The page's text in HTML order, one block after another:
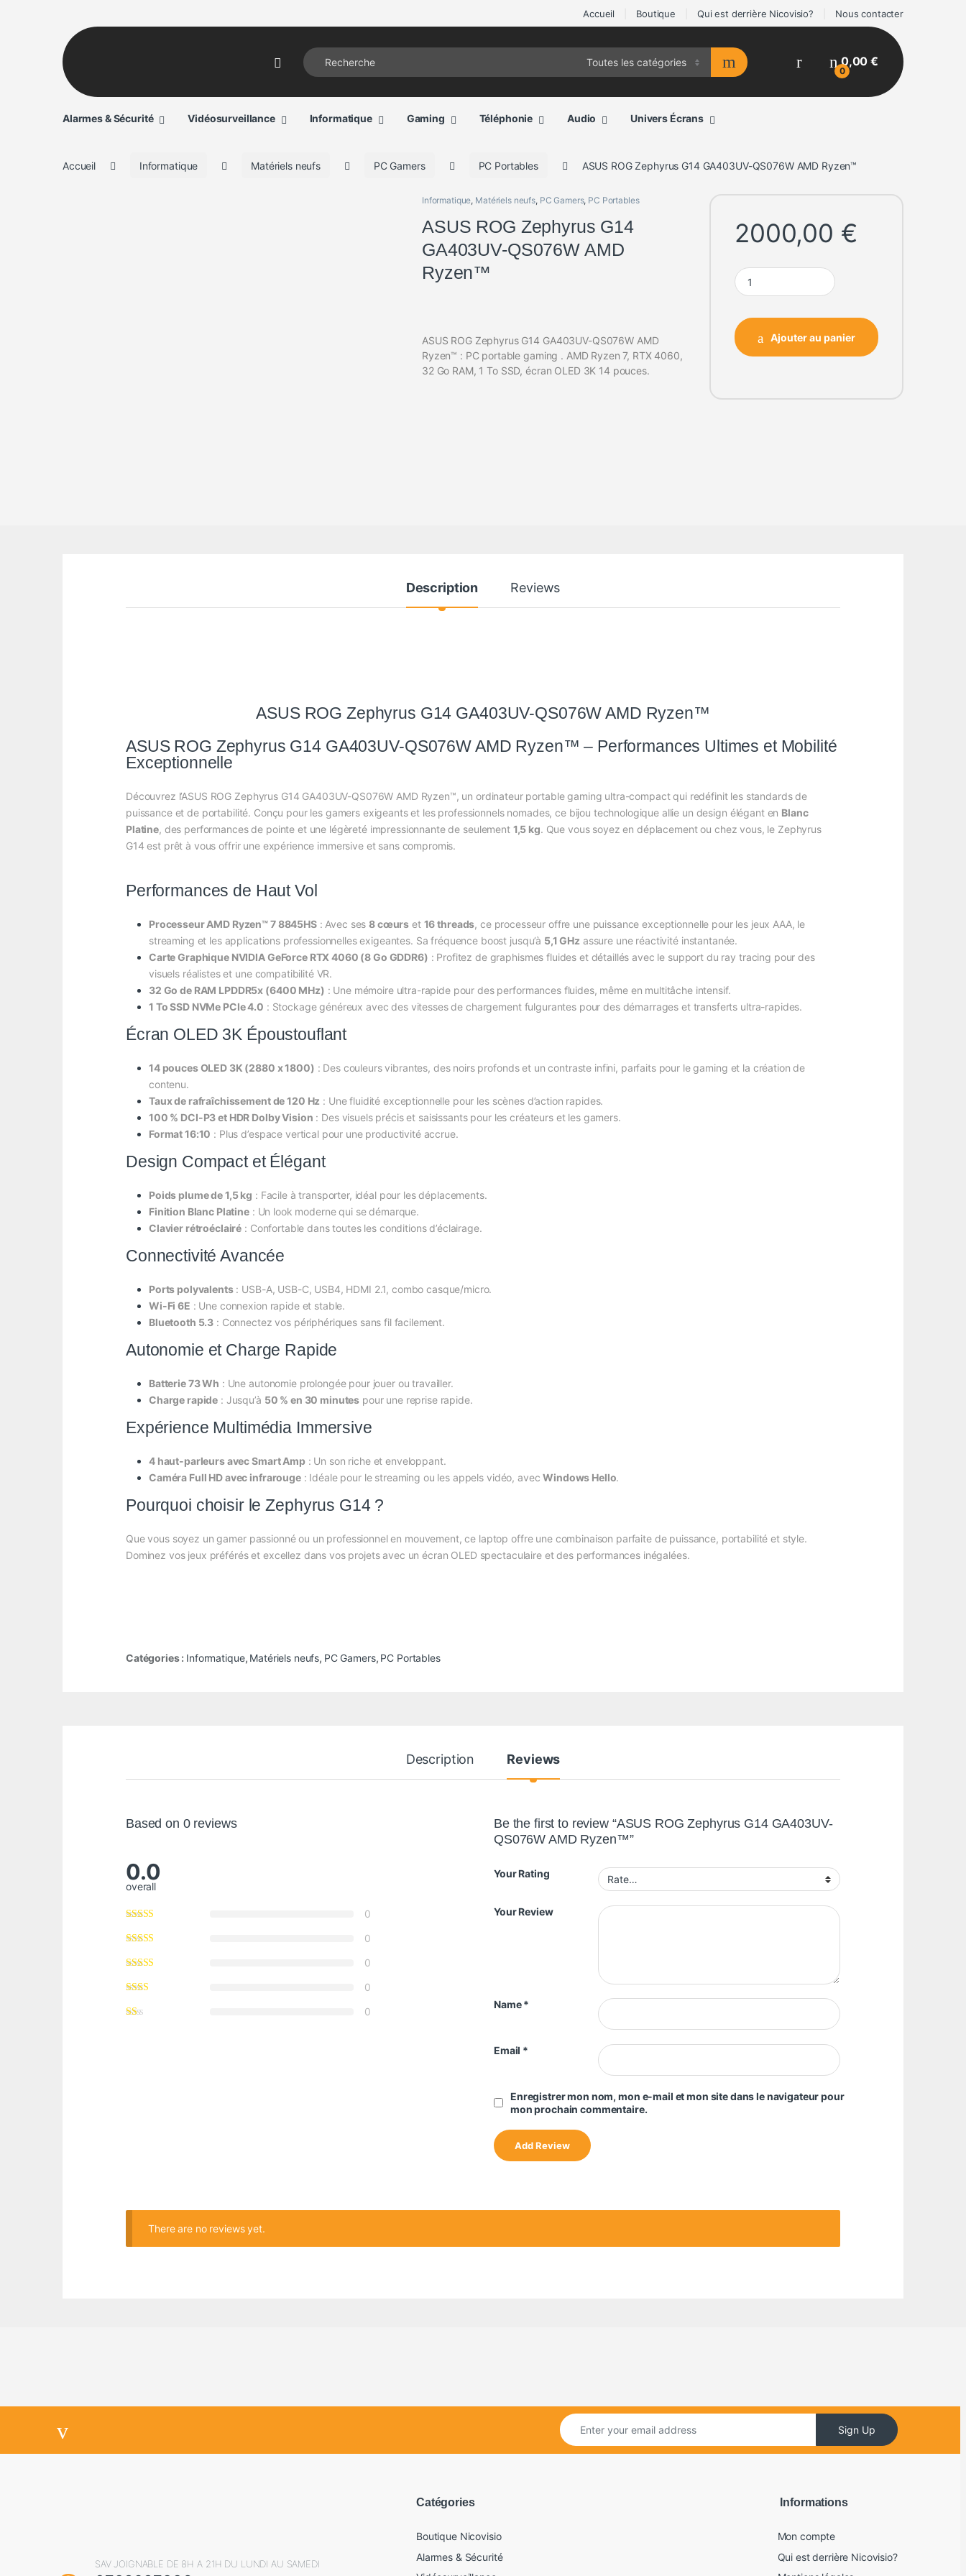
Accueil Boutique Qui est derrière Nicovisio? Nous contacter
Search for:
0
0,00€
Alarmes & Sécurité Vidéosurveillance Informatique Gaming Téléphonie Audio Univers Écrans
Accueil Informatique Matériels neufs PC Gamers PC Portables ASUS ROG Zephyrus G14 GA403UV-QS076W AMD Ryzen™
Informatique, Matériels neufs, PC Gamers, PC Portables
ASUS ROG Zephyrus G14
GA403UV-QS076W AMD
Ryzen™
ASUS ROG Zephyrus G14 GA403UV-QS076W AMD
Ryzen™ : PC portable gaming . AMD Ryzen 7, RTX 4060,
32 Go RAM, 1 To SSD, écran OLED 3K 14 pouces.
2000,00 €
ASUS ROG Zephyrus G14 GA403UV-QS076W
Ajouter au panier
Description Reviews
ASUS ROG Zephyrus G14 GA403UV-QS076W AMD Ryzen™
ASUS ROG Zephyrus G14 GA403UV-QS076W AMD Ryzen™ – Performances Ultimes et Mobilité
Exceptionnelle
Découvrez l’ASUS ROG Zephyrus G14 GA403UV-QS076W AMD Ryzen™, un ordinateur portable gaming ultra-compact qui redéfinit les standards de
puissance et de portabilité. Conçu pour les gamers exigeants et les professionnels nomades, ce bijou technologique allie un design élégant en Blanc
Platine, des performances de pointe et une légèreté impressionnante de seulement 1,5 kg. Que vous soyez en déplacement ou chez vous, le Zephyrus
G14 est prêt à vous offrir une expérience immersive et sans compromis.
Performances de Haut Vol
Processeur AMD Ryzen™ 7 8845HS: Avec ses8 cœurs et 16 threads, ce processeur offre une puissance exceptionnelle pour les jeux AAA, le
streaming et les applications professionnelles exigeantes. Sa fréquence boost jusqu’à 5,1 GHz assure une réactivité instantanée.
Carte Graphique NVIDIA GeForce RTX 4060 (8 Go GDDR6) : Profitez de graphismes fluides et détaillés avec le support du ray tracing pour des
visuels réalistes et une compatibilité VR.
32 Go de RAM LPDDR5x (6400 MHz) : Une mémoire ultra-rapide pour des performances fluides, même en multitâche intensif.
1 To SSD NVMe PCIe 4.0 : Stockage généreux avec des vitesses de chargement fulgurantes pour des démarrages et transferts ultra-rapides.
Écran OLED 3K Époustouflant
14 pouces OLED 3K (2880 x 1800) : Des couleurs vibrantes, des noirs profonds et un contraste infini, parfaits pour le gaming et la création de
contenu.
Taux de rafraîchissement de 120 Hz : Une fluidité exceptionnelle pour les scènes d’action rapides.
100 % DCI-P3 et HDR Dolby Vision : Des visuels précis et saisissants pour les créateurs et les gamers.
Format 16:10 : Plus d’espace vertical pour une productivité accrue.
Design Compact et Élégant
Poids plume de 1,5 kg : Facile à transporter, idéal pour les déplacements.
Finition Blanc Platine: Un look moderne qui se démarque.
Clavier rétroéclairé : Confortable dans toutes les conditions d’éclairage.
Connectivité Avancée
Ports polyvalents: USB-A, USB-C, USB4, HDMI 2.1, combo casque/micro.
Wi-Fi 6E : Une connexion rapide et stable.
Bluetooth 5.3 : Connectez vos périphériques sans fil facilement.
Autonomie et Charge Rapide
Batterie 73 Wh : Une autonomie prolongée pour jouer ou travailler.
Charge rapide : Jusqu’à 50 % en 30 minutes pour une reprise rapide.
Expérience Multimédia Immersive
4 haut-parleurs avec Smart Amp: Un son riche et enveloppant.
Caméra Full HD avec infrarouge: Idéale pour le streaming ou les appels vidéo, avecWindows Hello.
Pourquoi choisir le Zephyrus G14 ?
Que vous soyez un gamer passionné ou un professionnel en mouvement, ce laptop offre une combinaison parfaite de puissance, portabilité et style.
Dominez vos jeux préférés et excellez dans vos projets avec un écran OLED spectaculaire et des performances inégalées.
Catégories : Informatique, Matériels neufs, PC Gamers, PC Portables
Description Reviews
Based on 0 reviews
0.0
overall
0
0
0
0
0
Be the first to review “ASUS ROG Zephyrus G14 GA403UV-
QS076W AMD Ryzen™”
Your Rating
Your Review
Name*
Email *
Enregistrer mon nom, mon e-mail et mon site dans le navigateur pour
mon prochain commentaire.
There are no reviews yet.
Sign Up
SAV JOIGNABLE DE 8H A 21H DU LUNDI AU SAMEDI
Catégories
Boutique Nicovisio
Alarmes & Sécurité
Informations
Mon compte
Qui est derrière Nicovisio?